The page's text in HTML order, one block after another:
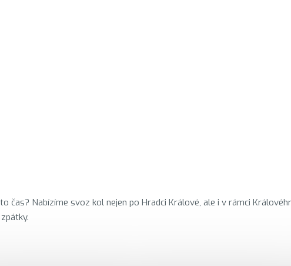
čas? Nabízíme svoz kol nejen po Hradci Králové, ale i v rámci